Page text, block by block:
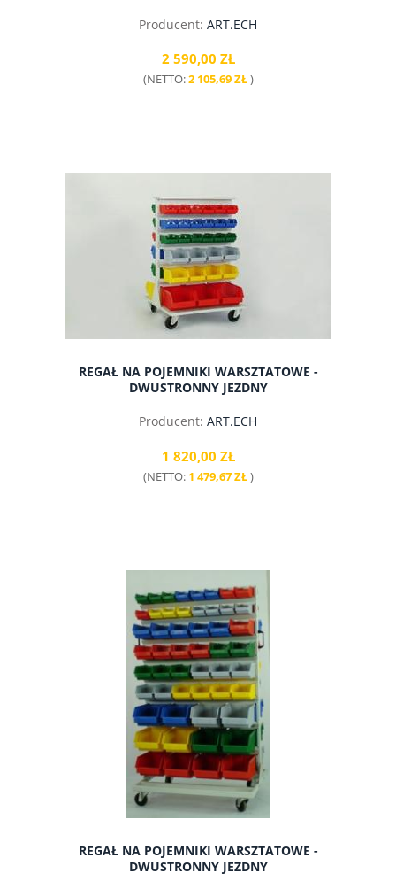
Producent: ART.ECH
2 590,00 ZŁ
(NETTO:2 105,69 ZŁ)
do koszyka
REGAŁ NA POJEMNIKI WARSZTATOWE -
DWUSTRONNY JEZDNY
Producent: ART.ECH
1 820,00 ZŁ
(NETTO: 1 479,67 ZŁ)
do koszyka
REGAŁ NA POJEMNIKI WARSZTATOWE -
DWUSTRONNY JEZDNY